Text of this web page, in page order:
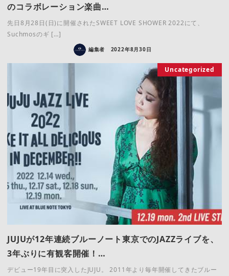
のコラボレーション楽曲…
先日8月28日(日)に開催されたSWEET LOVE SHOWER 2022にて、
Suchmosのギ […]
編集者 2022年8月30日
Uncategorized
JUJUが12年連続ブルーノート東京でのJAZZライブを、
3年ぶりに有観客開催！…
デビュー19年目に突入したJUJU。 2011年より毎年開催してきたブルー